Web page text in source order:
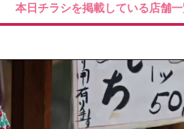
本日チラシを掲載している店舗一